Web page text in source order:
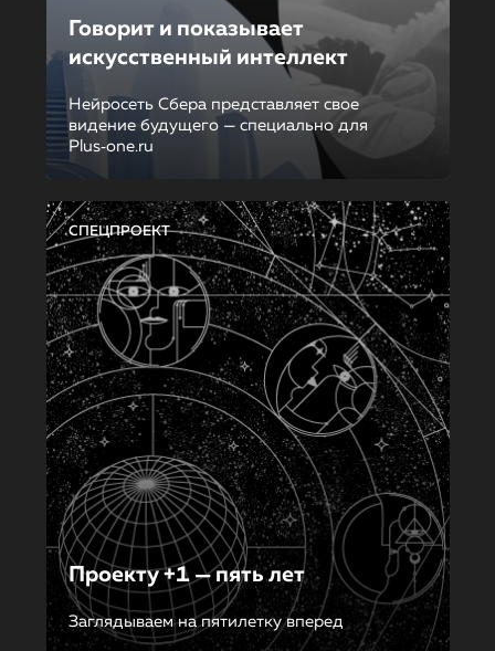
Говорит и показывает
искусственный интеллект
Нейросеть Сбера представляет свое
видение будущего — специально для
Plus‑one.ru
СПЕЦПРОЕКТ
Проекту +1 — пять лет
Заглядываем на пятилетку вперед